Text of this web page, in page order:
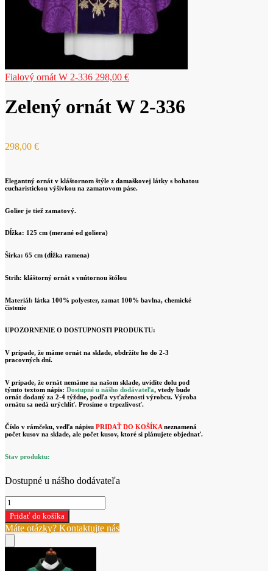
Fialový ornát W 2-336 298,00 €
Zelený ornát W 2-336
298,00 €
Elegantný ornát v kláštornom štýle z damaškovej látky s bohatou
eucharistickou výšivkou na zamatovom páse.
Golier je tiež zamatový.
Dĺžka: 125 cm (merané od goliera)
Šírka: 65 cm (dĺžka ramena)
Strih: kláštorný ornát s vnútornou štólou
Materiál: látka 100% polyester, zamat 100% bavlna, chemické
čistenie
UPOZORNENIE O DOSTUPNOSTI PRODUKTU:
V prípade, že máme ornát na sklade, obdržíte ho do 2-3
pracovných dní.
V prípade, že ornát nemáme na našom sklade, uvidíte dolu pod
týmto textom nápis: Dostupné u nášho dodávateľa, vtedy bude
ornát dodaný za 2-4 týždne, podľa vyťaženosti výrobcu. Výroba
ornátu sa nedá urýchliť. Prosíme o trpezlivosť.
Číslo v rámčeku, vedľa nápisu PRIDAŤ DO KOŠÍKA neznamená
počet kusov na sklade, ale počet kusov, ktoré si plánujete objednať.
Stav produktu:
Dostupné u nášho dodávateľa
množstvo
Zelený
ornát
W
2-
Pridať do košíka
Máte otázky? Kontaktujte nás